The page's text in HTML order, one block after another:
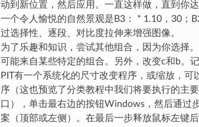
动到新位置，然后应用。一直这样做，直到你
一个令人愉悦的自然景观是B3： * 1.10，30；
过选择性、逐段、对比度拉伸来增强图像。
为了乐趣和知识，尝试其他组合，因为你选择
可能来自某些特定的组合。另外，改变c和b。
PIT有一个系统化的尺寸改变程序，或缩放，
序（这也预览了分类教程中我们将要执行的主
口），单击最右边的按钮Windows，然后通过
案（顶部或左侧）。在最后一步释放鼠标左键